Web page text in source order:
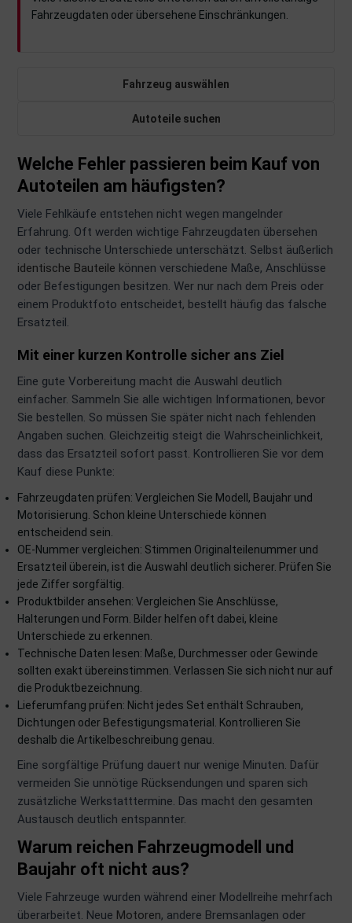
Fahrzeugdaten oder übersehene Einschränkungen.
Fahrzeug auswählen
Autoteile suchen
Welche Fehler passieren beim Kauf von
Autoteilen am häufigsten?
Viele Fehlkäufe entstehen nicht wegen mangelnder
Erfahrung. Oft werden wichtige Fahrzeugdaten übersehen
oder technische Unterschiede unterschätzt. Selbst äußerlich
identische Bauteile können verschiedene Maße, Anschlüsse
oder Befestigungen besitzen. Wer nur nach dem Preis oder
einem Produktfoto entscheidet, bestellt häufig das falsche
Ersatzteil.
Mit einer kurzen Kontrolle sicher ans Ziel
Eine gute Vorbereitung macht die Auswahl deutlich
einfacher. Sammeln Sie alle wichtigen Informationen, bevor
Sie bestellen. So müssen Sie später nicht nach fehlenden
Angaben suchen. Gleichzeitig steigt die Wahrscheinlichkeit,
dass das Ersatzteil sofort passt. Kontrollieren Sie vor dem
Kauf diese Punkte:
Fahrzeugdaten prüfen: Vergleichen Sie Modell, Baujahr und
Motorisierung. Schon kleine Unterschiede können
entscheidend sein.
OE-Nummer vergleichen: Stimmen Originalteilenummer und
Ersatzteil überein, ist die Auswahl deutlich sicherer. Prüfen Sie
jede Ziffer sorgfältig.
Produktbilder ansehen: Vergleichen Sie Anschlüsse,
Halterungen und Form. Bilder helfen oft dabei, kleine
Unterschiede zu erkennen.
Technische Daten lesen: Maße, Durchmesser oder Gewinde
sollten exakt übereinstimmen. Verlassen Sie sich nicht nur auf
die Produktbezeichnung.
Lieferumfang prüfen: Nicht jedes Set enthält Schrauben,
Dichtungen oder Befestigungsmaterial. Kontrollieren Sie
deshalb die Artikelbeschreibung genau.
Eine sorgfältige Prüfung dauert nur wenige Minuten. Dafür
vermeiden Sie unnötige Rücksendungen und sparen sich
zusätzliche Werkstatttermine. Das macht den gesamten
Austausch deutlich entspannter.
Warum reichen Fahrzeugmodell und
Baujahr oft nicht aus?
Viele Fahrzeuge wurden während einer Modellreihe mehrfach
überarbeitet. Neue Motoren, andere Bremsanlagen oder
Reifen
Glühanlage